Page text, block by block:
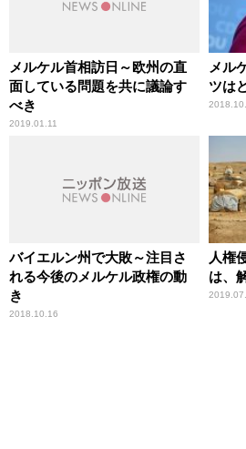
メルケル首相訪日～欧州の直
面している問題を共に議論す
べき
2019.01.11
メル
ツは
バイエルン州で大敗～注目さ
れる今後のメルケル政権の動
き
2018.10.16
人権
は、